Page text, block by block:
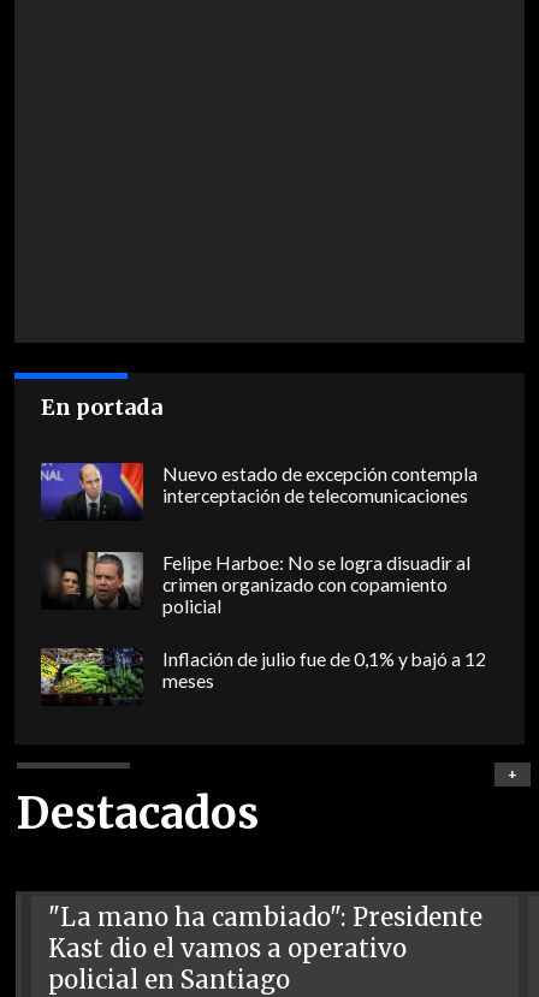
En portada
Nuevo estado de excepción contempla
interceptación de telecomunicaciones
Felipe Harboe: No se logra disuadir al
crimen organizado con copamiento
policial
Inflación de julio fue de 0,1% y bajó a 12
meses
Destacados
+
"La mano ha cambiado": Presidente
Kast dio el vamos a operativo
policial en Santiago